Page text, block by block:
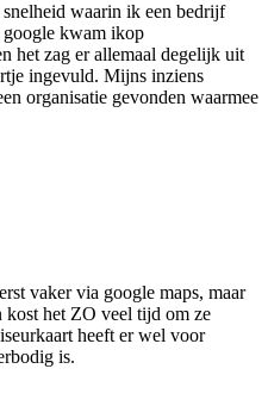
waarin ik een bedrijf
google kwam ikop
het zag er allemaal degelijk uit
ingevuld. Mijns inziens
organisatie gevonden waarmee
vaker via google maps, maar
kost het ZO veel tijd om ze
heeft er wel voor
is.